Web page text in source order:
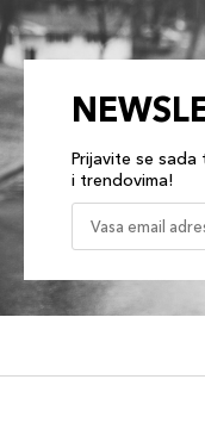
Prijavite se
i trendovima!